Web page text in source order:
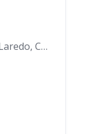
Avenida de Francia 126, 39770 Laredo, Cantabria, España